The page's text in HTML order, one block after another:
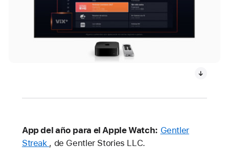
App del año para el Apple Watch: Gentler
Streak , de Gentler Stories LLC.